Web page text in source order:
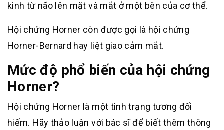
kinh từ não lên mặt và mắt ở một bên của cơ thể.
Hội chứng Horner còn được gọi là hội chứng
Horner-Bernard hay liệt giao cảm mắt.
Mức độ phổ biến của hội chứng
Horner?
Hội chứng Horner là một tình trạng tương đối
hiếm. Hãy thảo luận với bác sĩ để biết thêm thông